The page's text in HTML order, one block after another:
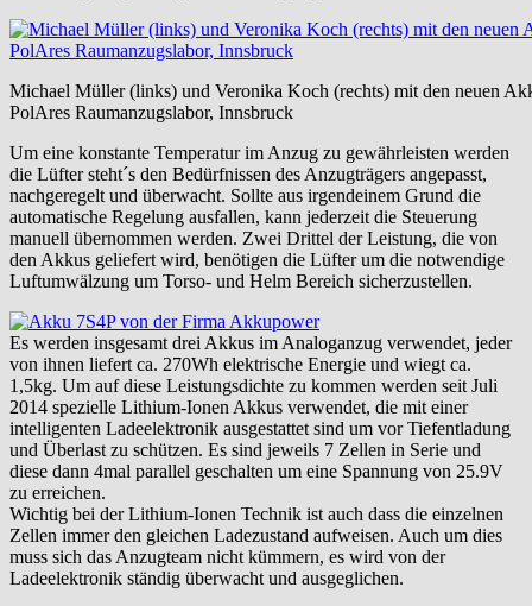
Michael Müller (links) und Veronika Koch (rechts) mit den neuen
PolAres Raumanzugslabor, Innsbruck
Um eine konstante Temperatur im Anzug zu gewährleisten werden
die Lüfter steht´s den Bedürfnissen des Anzugträgers angepasst,
nachgeregelt und überwacht. Sollte aus irgendeinem Grund die
automatische Regelung ausfallen, kann jederzeit die Steuerung
manuell übernommen werden. Zwei Drittel der Leistung, die von
den Akkus geliefert wird, benötigen die Lüfter um die notwendige
Luftumwälzung um Torso- und Helm Bereich sicherzustellen.
Es werden insgesamt drei Akkus im Analoganzug verwendet, jeder
von ihnen liefert ca. 270Wh elektrische Energie und wiegt ca.
1,5kg. Um auf diese Leistungsdichte zu kommen werden seit Juli
2014 spezielle Lithium-Ionen Akkus verwendet, die mit einer
intelligenten Ladeelektronik ausgestattet sind um vor Tiefentladung
und Überlast zu schützen. Es sind jeweils 7 Zellen in Serie und
diese dann 4mal parallel geschalten um eine Spannung von 25.9V
zu erreichen.
Wichtig bei der Lithium-Ionen Technik ist auch dass die einzelnen
Zellen immer den gleichen Ladezustand aufweisen. Auch um dies
muss sich das Anzugteam nicht kümmern, es wird von der
Ladeelektronik ständig überwacht und ausgeglichen.